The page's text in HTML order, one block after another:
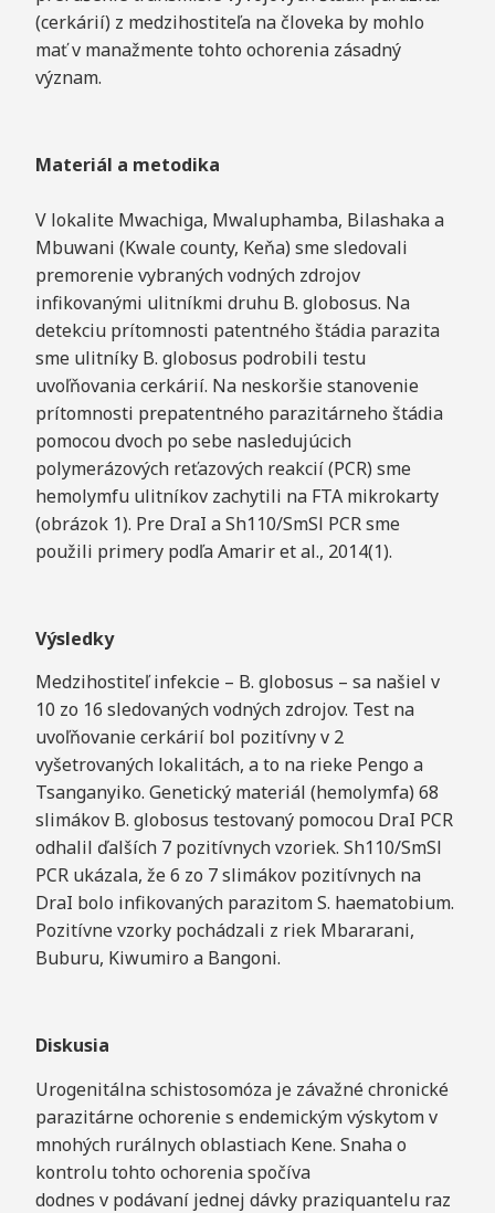
(cerkárií) z medzihostiteľa na človeka by mohlo
mať v manažmente tohto ochorenia zásadný
význam.
Materiál a metodika
V lokalite Mwachiga, Mwaluphamba, Bilashaka a
Mbuwani (Kwale county, Keňa) sme sledovali
premorenie vybraných vodných zdrojov
infikovanými ulitníkmi druhu B. globosus. Na
detekciu prítomnosti patentného štádia parazita
sme ulitníky B. globosus podrobili testu
uvoľňovania cerkárií. Na neskoršie stanovenie
prítomnosti prepatentného parazitárneho štádia
pomocou dvoch po sebe nasledujúcich
polymerázových reťazových reakcií (PCR) sme
hemolymfu ulitníkov zachytili na FTA mikrokarty
(obrázok 1). Pre DraI a Sh110/SmSl PCR sme
použili primery podľa Amarir et al., 2014(1).
Výsledky
Medzihostiteľ infekcie – B. globosus – sa našiel v
10 zo 16 sledovaných vodných zdrojov. Test na
uvoľňovanie cerkárií bol pozitívny v 2
vyšetrovaných lokalitách, a to na rieke Pengo a
Tsanganyiko. Genetický materiál (hemolymfa) 68
slimákov B. globosus testovaný pomocou DraI PCR
odhalil ďalších 7 pozitívnych vzoriek. Sh110/SmSl
PCR ukázala, že 6 zo 7 slimákov pozitívnych na
DraI bolo infikovaných parazitom S. haematobium.
Pozitívne vzorky pochádzali z riek Mbararani,
Buburu, Kiwumiro a Bangoni.
Diskusia
Urogenitálna schistosomóza je závažné chronické
parazitárne ochorenie s endemickým výskytom v
mnohých rurálnych oblastiach Kene. Snaha o
kontrolu tohto ochorenia spočíva
dodnes v podávaní jednej dávky praziquantelu raz